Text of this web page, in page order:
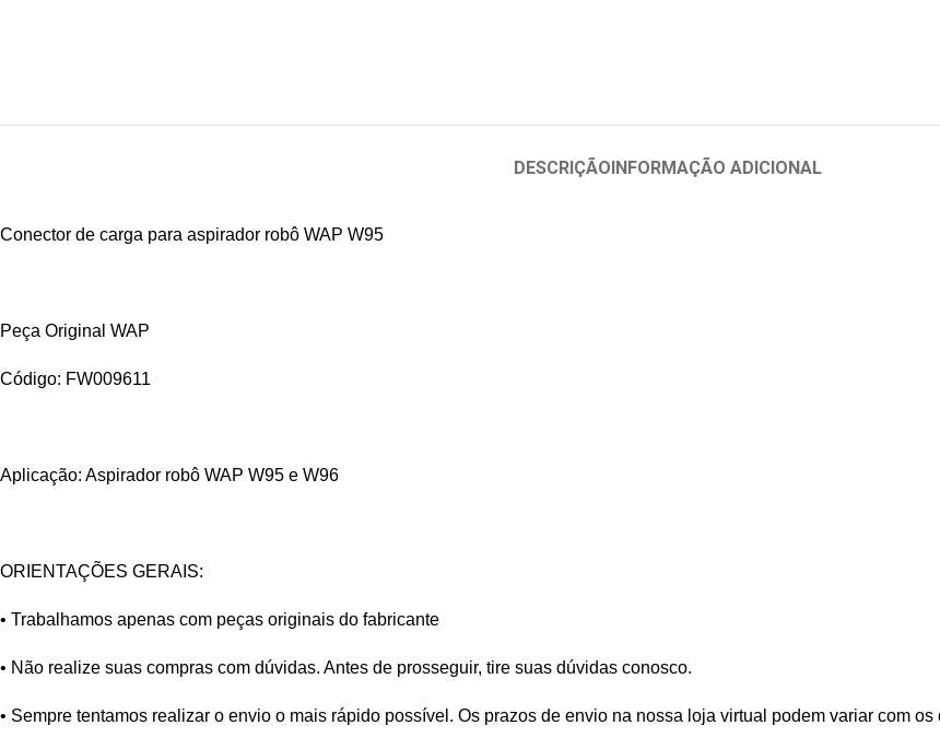
DESCRIÇÃOINFORMAÇÃO ADICIONAL
Conector de carga para aspirador robô WAP W95
Peça Original WAP
Código: FW009611
Aplicação: Aspirador robô WAP W95 e W96
ORIENTAÇÕES GERAIS:
• Trabalhamos apenas com peças originais do fabricante
• Não realize suas compras com dúvidas. Antes de prosseguir, tire suas dúvidas conosco.
• Sempre tentamos realizar o envio o mais rápido possível. Os prazos de envio na nossa loja virtual podem variar com os